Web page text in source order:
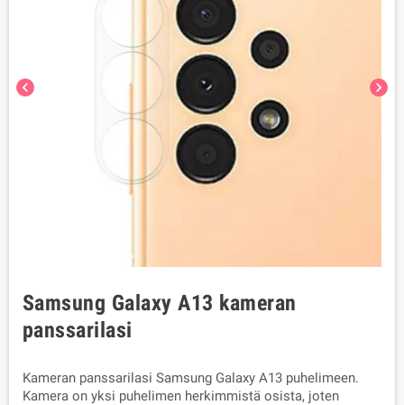
chevron_left chevron_right
Samsung Galaxy A13 kameran
panssarilasi
Kameran panssarilasi Samsung Galaxy A13 puhelimeen.
Kamera on yksi puhelimen herkimmistä osista, joten